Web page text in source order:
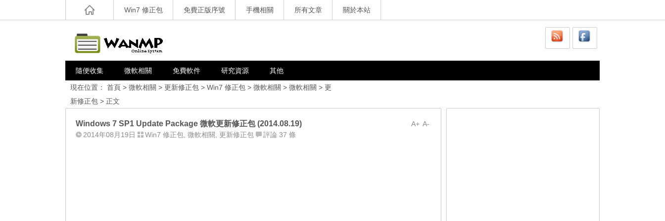
Win7 修正包 免費正版序號 手機相關 所有文章 關於本站
隨便收集 微軟相關 免費軟件 研究資源 其他
現在位置： 首頁 > 微軟相關 > 更新修正包 > Win7 修正包 > 微軟相關 > 微軟相關 > 更
新修正包 > 正文
A-
A+
Windows 7 SP1 Update Package 微軟更新修正包 (2014.08.19)
2014年08月19日 Win7 修正包 微軟相關 更新修正包 評論 37 條